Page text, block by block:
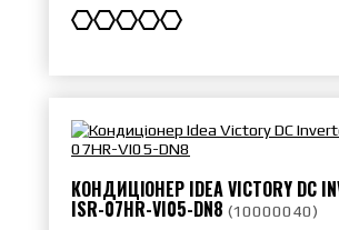
КОНДИЦІОНЕР IDEA VICTORY DC
ISR-07HR-VI05-DN8 (10000040)